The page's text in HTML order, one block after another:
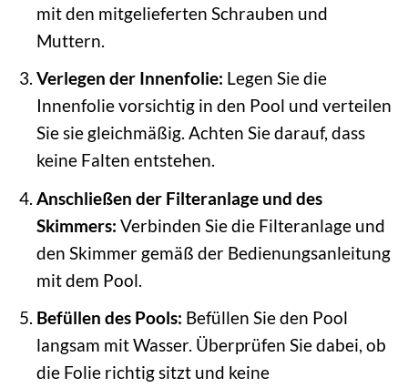
mit den mitgelieferten Schrauben und
Muttern.
Verlegen der Innenfolie: Legen Sie die
Innenfolie vorsichtig in den Pool und verteilen
Sie sie gleichmäßig. Achten Sie darauf, dass
keine Falten entstehen.
Anschließen der Filteranlage und des
Skimmers: Verbinden Sie die Filteranlage und
den Skimmer gemäß der Bedienungsanleitung
mit dem Pool.
Befüllen des Pools: Befüllen Sie den Pool
langsam mit Wasser. Überprüfen Sie dabei, ob
die Folie richtig sitzt und keine